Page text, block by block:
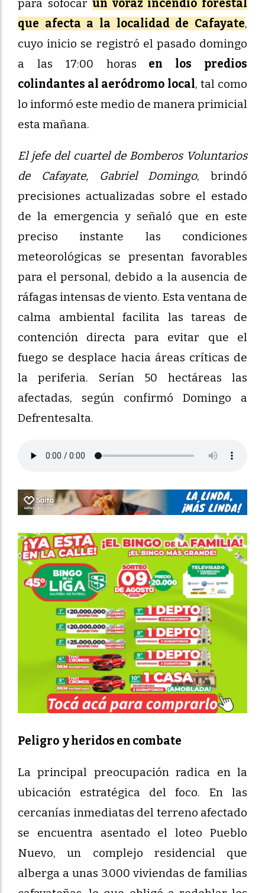
para sofocarun voraz incendio forestal
que afecta a la localidad de Cafayate,
cuyo inicio se registró el pasado domingo
a las 17:00 horas en los predios
colindantes al aeródromo local, tal como
lo informó este medio de manera primicial
esta mañana.
El jefe del cuartel de Bomberos Voluntarios
de Cafayate, Gabriel Domingo, brindó
precisiones actualizadas sobre el estado
de la emergencia y señaló que en este
preciso instante las condiciones
meteorológicas se presentan favorables
para el personal, debido a la ausencia de
ráfagas intensas de viento. Esta ventana de
calma ambiental facilita las tareas de
contención directa para evitar que el
fuego se desplace hacia áreas críticas de
la periferia. Serían 50 hectáreas las
afectadas, según confirmó Domingo a
Defrentesalta.
Peligro y heridos en combate
La principal preocupación radica en la
ubicación estratégica del foco. En las
cercanías inmediatas del terreno afectado
se encuentra asentado el loteo Pueblo
Nuevo, un complejo residencial que
alberga a unas 3.000 viviendas de familias